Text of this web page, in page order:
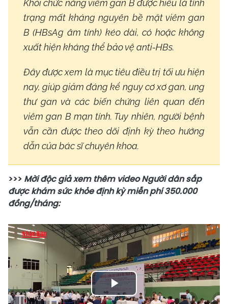
Khỏi chức năng viêm gan B được hiểu là tình
trạng mất kháng nguyên bề mặt viêm gan
B (HBsAg âm tính) kéo dài, có hoặc không
xuất hiện kháng thể bảo vệ anti-HBs.
Đây được xem là mục tiêu điều trị tối ưu hiện
nay, giúp giảm đáng kể nguy cơ xơ gan, ung
thư gan và các biến chứng liên quan đến
viêm gan B mạn tính. Tuy nhiên, người bệnh
vẫn cần được theo dõi định kỳ theo hướng
dẫn của bác sĩ chuyên khoa.
>>> Mời độc giả xem thêm video Người dân sắp
được khám sức khỏe định kỳ miễn phí 350.000
đồng/tháng:
Play